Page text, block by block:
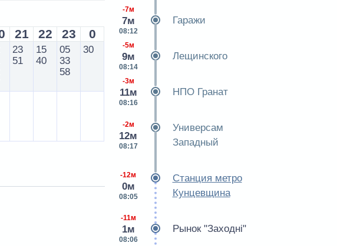
21 22 23 0
23
51
15
40
05
33
58
30
-7м
7м
08:12
Гаражи
-5м
9м
08:14
Лещинского
-3м
11м
08:16
НПО Гранат
-2м
12м
08:17
Универсам
Западный
-12м
0м
08:05
Станция метро
Кунцевщина
-11м
1м
08:06
Рынок "Заходнi"